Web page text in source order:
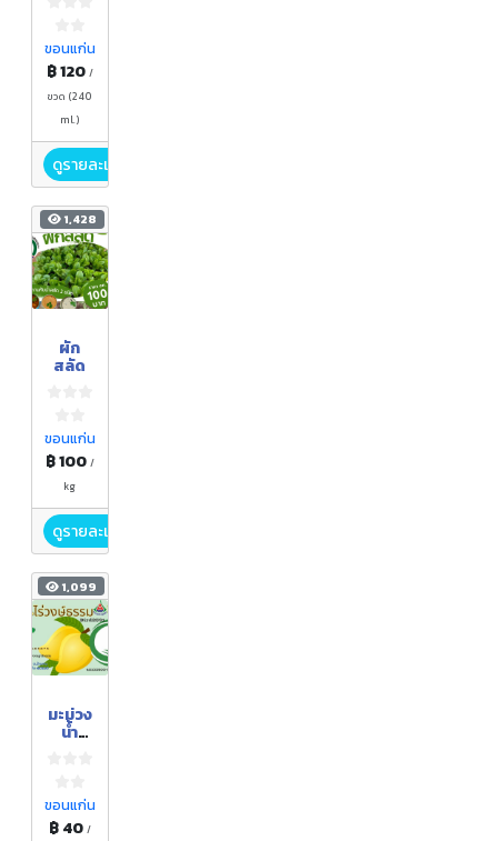
ขอนแก่น
฿ 120 /
ขวด (240
ml.)
ดูรายละเอียด
1,428
ผัก
สลัด
ขอนแก่น
฿ 100 /
kg
ดูรายละเอียด
1,099
มะม่วง
น้ำ
ขอนแก่น
฿ 40 /